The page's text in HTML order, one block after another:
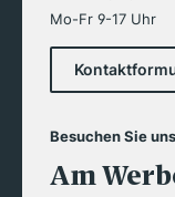
Mo-Fr 9-17 Uhr
Besuchen Sie
Am